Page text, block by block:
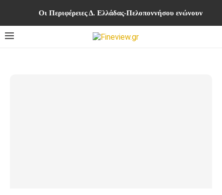
Οι Περιφέρειες Δ. Ελλάδας-Πελοποννήσου ενώνουν